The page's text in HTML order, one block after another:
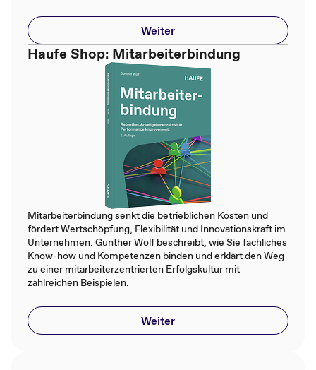
Weiter
Haufe Shop: Mitarbeiterbindung
Mitarbeiterbindung senkt die betrieblichen Kosten und
fördert Wertschöpfung, Flexibilität und Innovationskraft im
Unternehmen. Gunther Wolf beschreibt, wie Sie fachliches
Know-how und Kompetenzen binden und erklärt den Weg
zu einer mitarbeiterzentrierten Erfolgskultur mit
zahlreichen Beispielen.
Weiter